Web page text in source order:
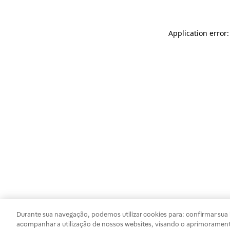
Application
Durante sua navegação, podemos utilizar cookies para: confirmar
acompanhar a utilização de nossos websites, visando o